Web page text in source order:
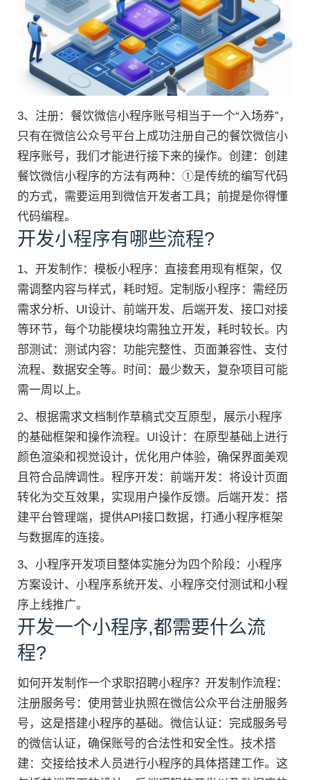
3、注册：餐饮微信小程序账号相当于一个“入场券”，
只有在微信公众号平台上成功注册自己的餐饮微信小
程序账号，我们才能进行接下来的操作。创建：创建
餐饮微信小程序的方法有两种：①是传统的编写代码
的方式，需要运用到微信开发者工具；前提是你得懂
代码编程。
开发小程序有哪些流程?
1、开发制作：模板小程序：直接套用现有框架，仅
需调整内容与样式，耗时短。定制版小程序：需经历
需求分析、UI设计、前端开发、后端开发、接口对接
等环节，每个功能模块均需独立开发，耗时较长。内
部测试：测试内容：功能完整性、页面兼容性、支付
流程、数据安全等。时间：最少数天，复杂项目可能
需一周以上。
2、根据需求文档制作草稿式交互原型，展示小程序
的基础框架和操作流程。UI设计：在原型基础上进行
颜色渲染和视觉设计，优化用户体验，确保界面美观
且符合品牌调性。程序开发：前端开发：将设计页面
转化为交互效果，实现用户操作反馈。后端开发：搭
建平台管理端，提供API接口数据，打通小程序框架
与数据库的连接。
3、小程序开发项目整体实施分为四个阶段：小程序
方案设计、小程序系统开发、小程序交付测试和小程
序上线推广。
开发一个小程序,都需要什么流
程?
如何开发制作一个求职招聘小程序？开发制作流程：
注册服务号：使用营业执照在微信公众平台注册服务
号，这是搭建小程序的基础。微信认证：完成服务号
的微信认证，确保账号的合法性和安全性。技术搭
建：交接给技术人员进行小程序的具体搭建工作。这